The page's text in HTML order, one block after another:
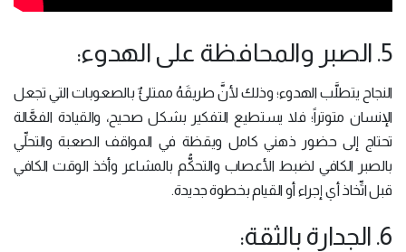
5. الصبر والمحافظة على الهدوء:
النجاح يتطلَّب الهدوء؛ وذلك لأنَّ طريقَهُ ممتلئٌ بالصعوبات التي تجعل
الإنسان متوتراً؛ فلا يستطيع التفكير بشكل صحيح، والقيادة الفعَّالة
تحتاج إلى حضور ذهني كامل ويقظة في المواقف الصعبة والتحلِّي
بالصبر الكافي لضبط الأعصاب والتحكُّم بالمشاعر وأخذ الوقت الكافي
قبل اتِّخاذ أي إجراء أو القيام بخطوة جديدة.
6. الجدارة بالثقة: